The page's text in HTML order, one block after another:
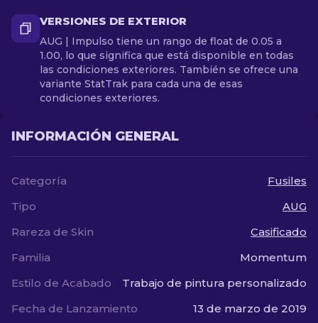
VERSIONES DE EXTERIOR
AUG | Impulso tiene un rango de float de 0.05 a
1.00, lo que significa que está disponible en todas
las condiciones exteriores. También se ofrece una
variante StatTrak para cada una de esas
condiciones exteriores.
INFORMACIÓN GENERAL
Categoría
Fusiles
Tipo
AUG
Rareza de Skin
Casificado
Familia
Momentum
Estilo de Acabado
Trabajo de pintura personalizado
Fecha de Lanzamiento
13 de marzo de 2019